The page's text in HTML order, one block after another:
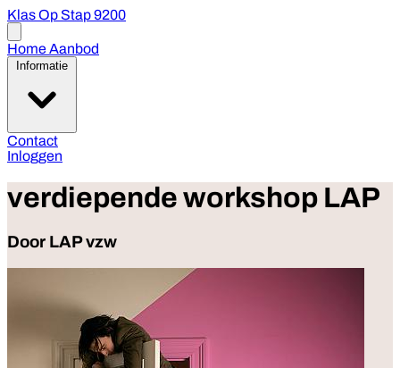
Klas Op Stap 9200
menu
HomeAanbod
Informatie
Contact
Inloggen
verdiepende workshop LAP
Door LAP vzw